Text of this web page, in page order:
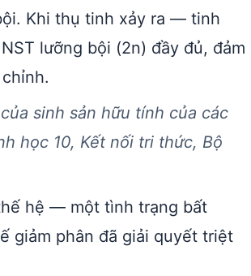
Khi thụ tinh xảy ra — tinh
lưỡng bội (2n) đầy đủ, đảm
sinh sản hữu tính của các
học 10, Kết nối tri thức, Bộ
hệ — một tình trạng bất
giảm phân đã giải quyết triệt